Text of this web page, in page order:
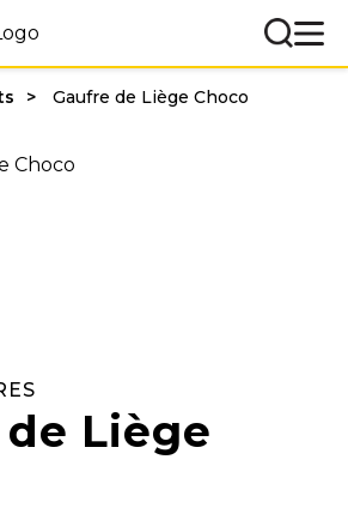
Gaufre de Liège Choco
Liège